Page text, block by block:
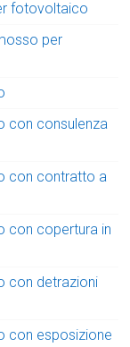
fotovoltaico
per
con consulenza
con contratto a
con copertura in
con detrazioni
con esposizione